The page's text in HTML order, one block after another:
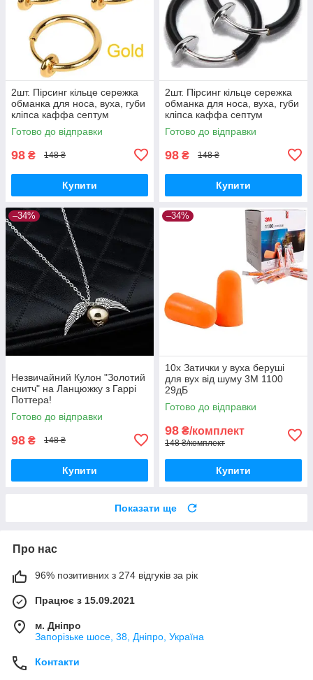
2шт. Пірсинг кільце сережка
обманка для носа, вуха, губи
кліпса каффа септум
(золото)
Готово до відправки
98 ₴ 148 ₴
Купити
2шт. Пірсинг кільце сережка
обманка для носа, вуха, губи
кліпса каффа септум
(чорний)
Готово до відправки
98 ₴ 148 ₴
Купити
–34%
Незвичайний Кулон "Золотий
снитч" на Ланцюжку з Гаррі
Поттера!
Готово до відправки
98 ₴ 148 ₴
Купити
–34%
10x Затички у вуха беруші
для вух від шуму 3M 1100
29дБ
Готово до відправки
98 ₴/комплект
148 ₴/комплект
Купити
Показати ще
Про нас
96% позитивних з 274 відгуків за рік
Працює з 15.09.2021
м. Дніпро
Запорізьке шосе, 38, Дніпро, Україна
Контакти